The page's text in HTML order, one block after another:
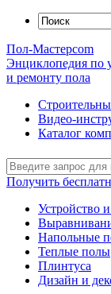
Пол-Мастерcom
Энциклопедия по
и ремонту пола
Видео-
Каталог
Получить
Устройство
Напольные
Теплые полы
Плинтуса
Дизайн и